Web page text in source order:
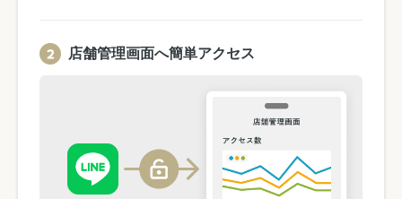
店舗管理画面へ簡単アクセス